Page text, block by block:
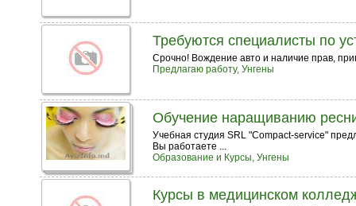
Требуются специалисты по
Срочно! Вождение авто и наличие прав,
Предлагаю работу, Унгены
Обучение наращиванию
Учебная студия SRL "Compact-service"
Вы работаете ...
Образование и Курсы, Унгены
Курсы в медицинском